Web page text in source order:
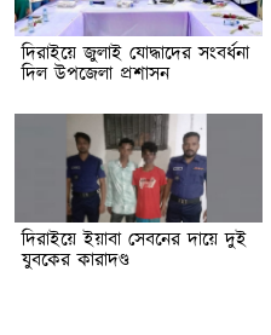
দিরাইয়ে জুলাই যোদ্ধাদের সংবর্ধনা
দিল উপজেলা প্রশাসন
দিরাইয়ে ইয়াবা সেবনের দায়ে দুই
যুবকের কারাদণ্ড